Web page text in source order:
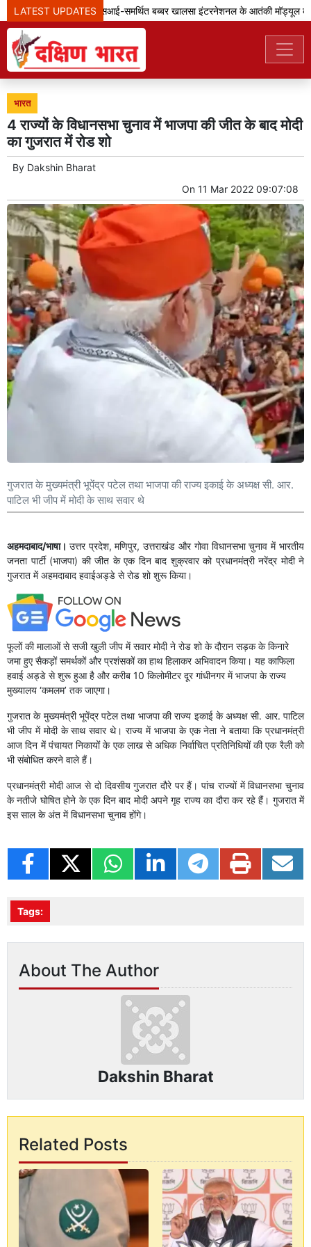
LATEST UPDATES
पंजाब पुलिस ने आईएसआई-समर्थित बब्बर खालसा इंटरनेशनल के आतंकी मॉड्यूल का
भारत
4 राज्यों के विधानसभा चुनाव में भाजपा की जीत के बाद मोदी
का गुजरात में रोड शो
By Dakshin Bharat
On 11 Mar 2022 09:07:08
गुजरात के मुख्यमंत्री भूपेंद्र पटेल तथा भाजपा की राज्य इकाई के अध्यक्ष सी. आर.
पाटिल भी जीप में मोदी के साथ सवार थे
अहमदाबाद/भाषा। उत्तर प्रदेश, मणिपुर, उत्तराखंड और गोवा विधानसभा चुनाव में भारतीय
जनता पार्टी (भाजपा) की जीत के एक दिन बाद शुक्रवार को प्रधानमंत्री नरेंद्र मोदी ने
गुजरात में अहमदाबाद हवाईअड्डे से रोड शो शुरू किया।
फूलों की मालाओं से सजी खुली जीप में सवार मोदी ने रोड शो के दौरान सड़क के किनारे
जमा हुए सैकड़ों समर्थकों और प्रशंसकों का हाथ हिलाकर अभिवादन किया। यह काफिला
हवाई अड्डे से शुरू हुआ है और करीब 10 किलोमीटर दूर गांधीनगर में भाजपा के राज्य
मुख्यालय ‘कमलम’ तक जाएगा।
गुजरात के मुख्यमंत्री भूपेंद्र पटेल तथा भाजपा की राज्य इकाई के अध्यक्ष सी. आर. पाटिल
भी जीप में मोदी के साथ सवार थे। राज्य में भाजपा के एक नेता ने बताया कि प्रधानमंत्री
आज दिन में पंचायत निकायों के एक लाख से अधिक निर्वाचित प्रतिनिधियों की एक रैली को
भी संबोधित करने वाले हैं।
प्रधानमंत्री मोदी आज से दो दिवसीय गुजरात दौरे पर हैं। पांच राज्यों में विधानसभा चुनाव
के नतीजे घोषित होने के एक दिन बाद मोदी अपने गृह राज्य का दौरा कर रहे हैं। गुजरात में
इस साल के अंत में विधानसभा चुनाव होंगे।
Tags:
About The Author
Dakshin Bharat
Related Posts